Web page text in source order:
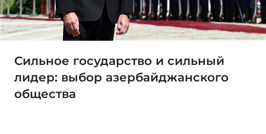
Сильное государство и сильный
лидер: выбор азербайджанского
общества